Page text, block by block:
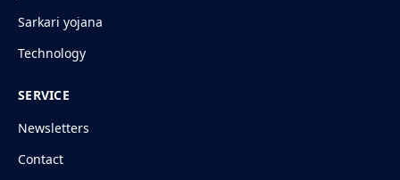
Sarkari yojana
Technology
SERVICE
Newsletters
Contact